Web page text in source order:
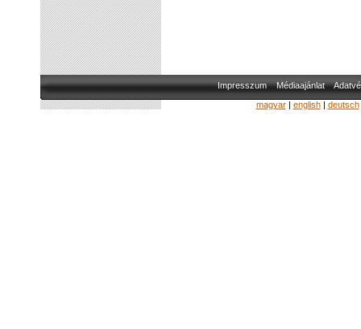
Impresszum Médiaajánlat
magyar| english| deutsch